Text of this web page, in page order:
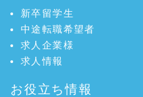
新卒留学生
中途転職希望者
求人企業様
求人情報
お役立ち情報